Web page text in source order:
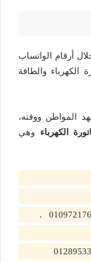
أرقام الواتساب
الكهرباء والطاقة
المواطن ووقته،
الكهرباء وهي